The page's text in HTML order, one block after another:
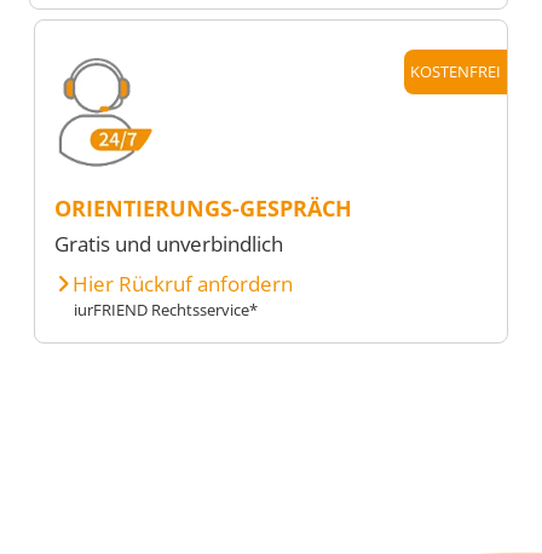
KOSTENFREI
ORIENTIERUNGS-GESPRÄCH
Gratis und unverbindlich
Hier Rückruf anfordern
iurFRIEND Rechtsservice*